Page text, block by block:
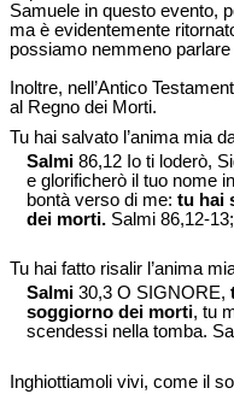
Samuele in questo evento,
ma è evidentemente
possiamo nemmeno
Inoltre, nell’Antico
al Regno dei Morti.
Tu hai salvato l’anima mia
Salmi 86,12 Io ti loderò,
e glorificherò il tuo nome
bontà verso di me: tu hai
dei morti. Salmi 86,12-13;
Tu hai fatto risalir l’anima
Salmi 30,3 O SIGNORE,
soggiorno dei morti, tu
scendessi nella tomba.
Inghiottiamoli vivi, come il